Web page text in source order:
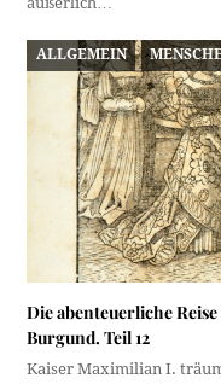
ALLGEMEIN
Die abenteuerliche
Burgund. Teil 12
Kaiser Maximilian I.